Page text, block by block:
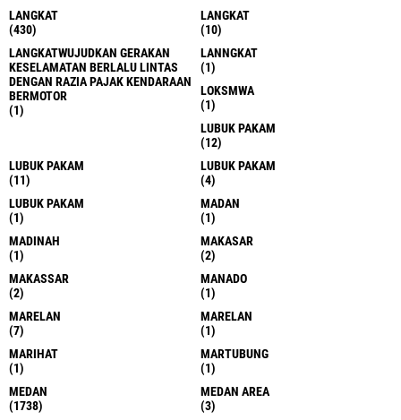
LANGKAT
(430)
LANGKAT
(10)
LANGKATWUJUDKAN GERAKAN
KESELAMATAN BERLALU LINTAS
DENGAN RAZIA PAJAK KENDARAAN
BERMOTOR
(1)
LANNGKAT
(1)
LOKSMWA
(1)
LUBUK PAKAM
(12)
LUBUK PAKAM
(11)
LUBUK PAKAM
(4)
LUBUK PAKAM
(1)
MADAN
(1)
MADINAH
(1)
MAKASAR
(2)
MAKASSAR
(2)
MANADO
(1)
MARELAN
(7)
MARELAN
(1)
MARIHAT
(1)
MARTUBUNG
(1)
MEDAN
(1738)
MEDAN AREA
(3)